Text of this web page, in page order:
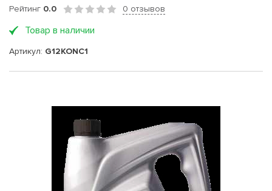
Рейтинг 0.0 0 отзывов
Товар в наличии
Артикул: G12KONC1